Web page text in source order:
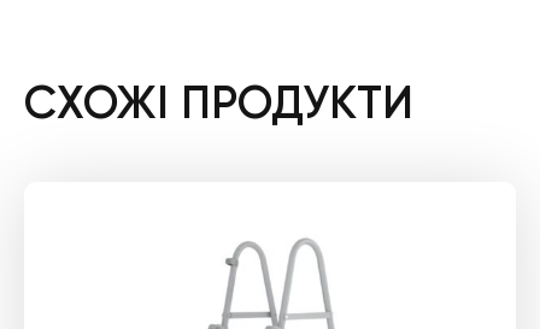
СХОЖІ ПРОДУКТИ